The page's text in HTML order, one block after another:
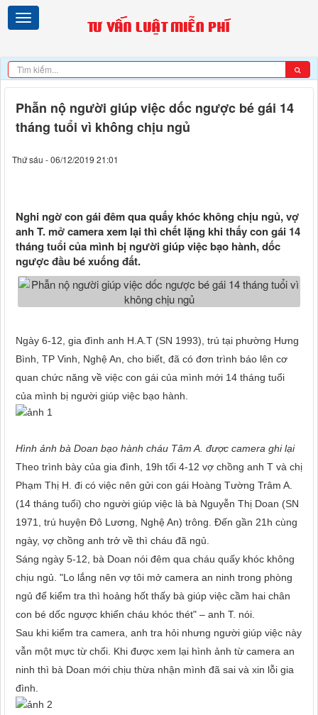
Phẫn nộ người giúp việc dốc ngược bé gái 14
tháng tuổi vì không chịu ngủ
Thứ sáu - 06/12/2019 21:01
Nghi ngờ con gái đêm qua quấy khóc không chịu ngủ, vợ
anh T. mở camera xem lại thì chết lặng khi thấy con gái 14
tháng tuổi của mình bị người giúp việc bạo hành, dốc
ngược đầu bé xuống đất.
Ngày 6-12, gia đình anh H.A.T (SN 1993), trú tại phường Hưng
Bình, TP Vinh, Nghệ An, cho biết, đã có đơn trình báo lên cơ
quan chức năng về việc con gái của mình mới 14 tháng tuổi
của mình bị người giúp việc bạo hành.
Hình ảnh bà Doan bạo hành cháu Tâm A. được camera ghi lại
Theo trình bày của gia đình, 19h tối 4-12 vợ chồng anh T và chị
Phạm Thị H. đi có việc nên gửi con gái Hoàng Tường Trâm A.
(14 tháng tuổi) cho người giúp việc là bà Nguyễn Thị Doan (SN
1971, trú huyện Đô Lương, Nghệ An) trông. Đến gần 21h cùng
ngày, vợ chồng anh trở về thì cháu đã ngủ.
Sáng ngày 5-12, bà Doan nói đêm qua cháu quấy khóc không
chịu ngủ. "Lo lắng nên vợ tôi mở camera an ninh trong phòng
ngủ để kiểm tra thì hoảng hốt thấy bà giúp việc cầm hai chân
con bé dốc ngược khiến cháu khóc thét" – anh T. nói.
Sau khi kiểm tra camera, anh tra hỏi nhưng người giúp việc này
vẫn một mực từ chối. Khi được xem lại hình ảnh từ camera an
ninh thì bà Doan mới chịu thừa nhận mình đã sai và xin lỗi gia
đình.